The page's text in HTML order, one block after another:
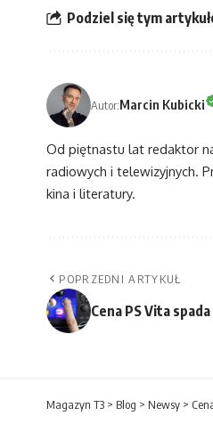
Podziel się tym
Autor:Marcin Kubicki
Od piętnastu lat redaktor
radiowych i telewizyjnych.
kina i literatury.
POPRZEDNI ARTYKUŁ
Cena PS Vita spada
Magazyn T3 > Blog > Newsy >